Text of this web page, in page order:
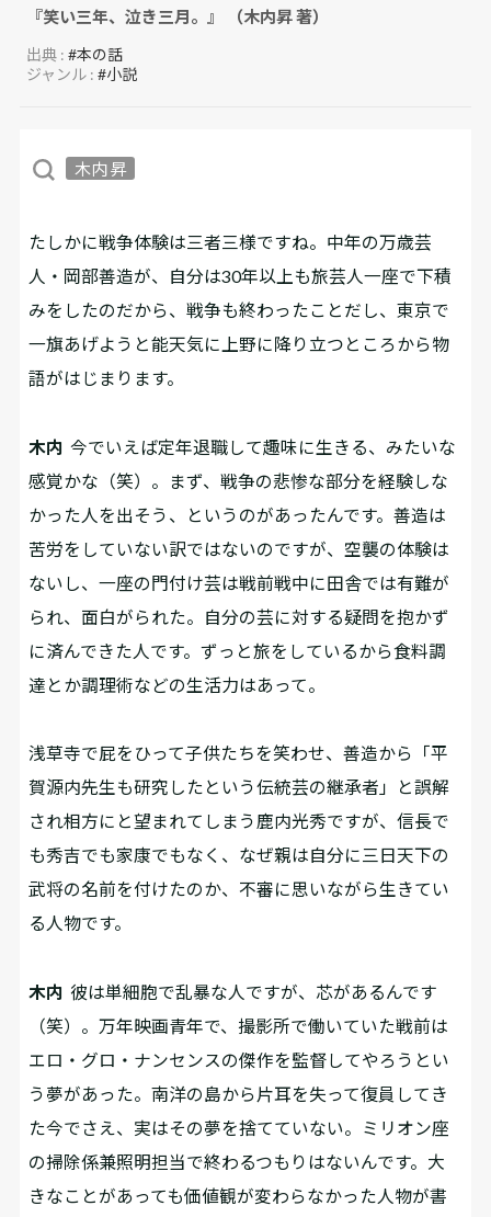
『笑い三年、泣き三月。』 （木内昇 著）
出典 :#本の話
ジャンル :#小説
木内 昇
――たしかに戦争体験は三者三様ですね。中年の万歳芸
人・岡部善造が、自分は30年以上も旅芸人一座で下積
みをしたのだから、戦争も終わったことだし、東京で
一旗あげようと能天気に上野に降り立つところから物
語がはじまります。
木内 今でいえば定年退職して趣味に生きる、みたいな
感覚かな（笑）。まず、戦争の悲惨な部分を経験しな
かった人を出そう、というのがあったんです。善造は
苦労をしていない訳ではないのですが、空襲の体験は
ないし、一座の門付け芸は戦前戦中に田舎では有難が
られ、面白がられた。自分の芸に対する疑問を抱かず
に済んできた人です。ずっと旅をしているから食料調
達とか調理術などの生活力はあって。
――浅草寺で屁をひって子供たちを笑わせ、善造から「平
賀源内先生も研究したという伝統芸の継承者」と誤解
され相方にと望まれてしまう鹿内光秀ですが、信長で
も秀吉でも家康でもなく、なぜ親は自分に三日天下の
武将の名前を付けたのか、不審に思いながら生きてい
る人物です。
木内 彼は単細胞で乱暴な人ですが、芯があるんです
（笑）。万年映画青年で、撮影所で働いていた戦前は
エロ・グロ・ナンセンスの傑作を監督してやろうとい
う夢があった。南洋の島から片耳を失って復員してき
た今でさえ、実はその夢を捨てていない。ミリオン座
の掃除係兼照明担当で終わるつもりはないんです。大
きなことがあっても価値観が変わらなかった人物が書